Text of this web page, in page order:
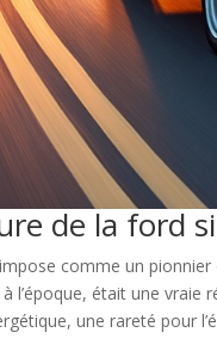
de la ford
comme un
l’époque, était une
une rareté pour